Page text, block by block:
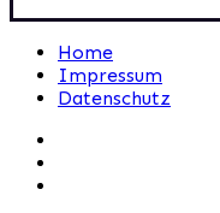
Home
Impressum
Datenschutz